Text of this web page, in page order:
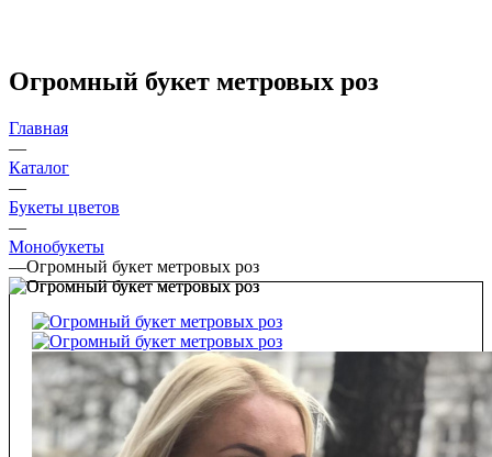
Огромный букет метровых роз
Главная
—
Каталог
—
Букеты цветов
—
Монобукеты
—Огромный букет метровых роз